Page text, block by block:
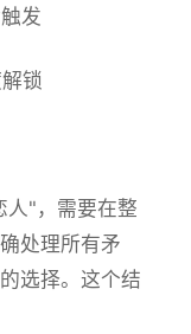
发
锁
人"，需要在整
处理所有矛
选择。这个结